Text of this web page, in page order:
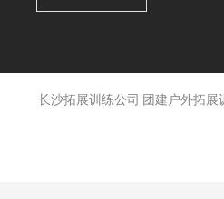
长沙拓展训练公司|团建户外拓